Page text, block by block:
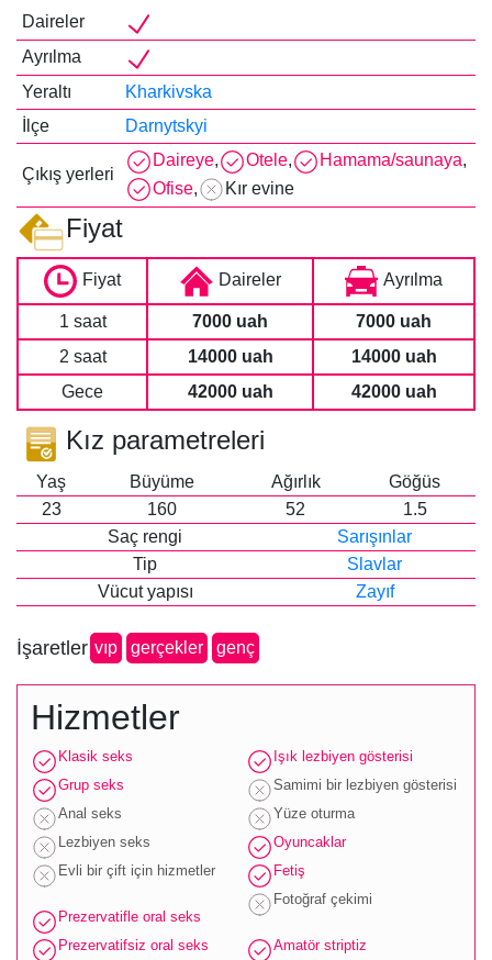
Daireler
Ayrılma
Yeraltı
Kharkivska
İlçe
Darnytskyi
Çıkış yerleri
Daireye, Otele, Hamama/saunaya,
Ofise, Kır evine
Fiyat
Fiyat Daireler Ayrılma
1 saat 7000 uah
7000 uah
2 saat
14000 uah
14000 uah
Gece
42000 uah 42000 uah
Kız parametreleri
Yaş Büyüme Ağırlık
Göğüs
23
160 52
1.5
Saç rengi
Sarışınlar
Tip
Slavlar
Vücut yapısı
Zayıf
İşaretler vip gerçekler genç
Hizmetler
Klasik seks
Grup seks
Anal seks
Lezbiyen seks
Evli bir çift için hizmetler
Prezervatifle oral seks
Prezervatifsiz oral seks
Işık lezbiyen gösterisi
Samimi bir lezbiyen gösterisi
Yüze oturma
Oyuncaklar
Fetiş
Fotoğraf çekimi
Amatör striptiz